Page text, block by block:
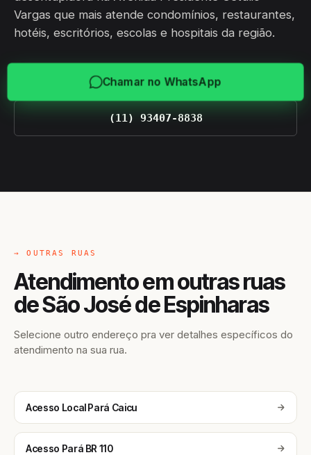
Vargas que mais atende condomínios, restaurantes,
hotéis, escritórios, escolas e hospitais da região.
Chamar no WhatsApp
(11) 93407-8838
→ OUTRAS RUAS
Atendimento em outras ruas
de São José de Espinharas
Selecione outro endereço pra ver detalhes específicos do
atendimento na sua rua.
Acesso Local Pará Caicu
Acesso Pará BR 110